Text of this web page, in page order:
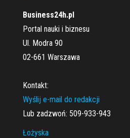
Business24h.pl
Portal nauki i biznesu
Ul. Modra 90
02-661 Warszawa
Kontakt:
Wyślij e-mail do redakcji
Lub zadzwoń: 509-933-943
Łożyska